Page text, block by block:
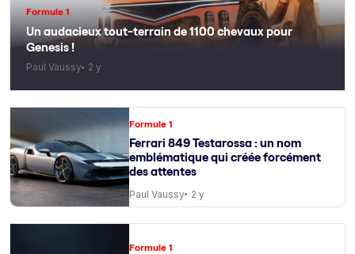
Formule 1
Un audacieux tout-terrain de 1100 chevaux pour
Genesis !
Paul Vaussy 2 y
Formule 1
Ferrari 849 Testarossa : un nom
emblématique qui créée forcément
des attentes
Paul Vaussy 2 y
Formule 1